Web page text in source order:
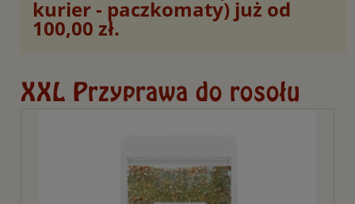
kurier - paczkomaty) już od
100,00 zł.
XXL Przyprawa do rosołu